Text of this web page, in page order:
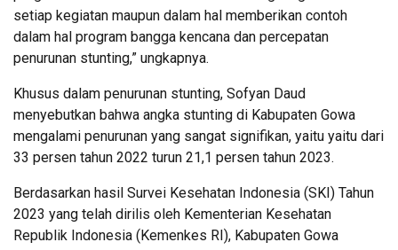
setiap kegiatan maupun dalam hal memberikan contoh
dalam hal program bangga kencana dan percepatan
penurunan stunting,” ungkapnya.
Khusus dalam penurunan stunting, Sofyan Daud
menyebutkan bahwa angka stunting di Kabupaten Gowa
mengalami penurunan yang sangat signifikan, yaitu yaitu dari
33 persen tahun 2022 turun 21,1 persen tahun 2023.
Berdasarkan hasil Survei Kesehatan Indonesia (SKI) Tahun
2023 yang telah dirilis oleh Kementerian Kesehatan
Republik Indonesia (Kemenkes RI), Kabupaten Gowa